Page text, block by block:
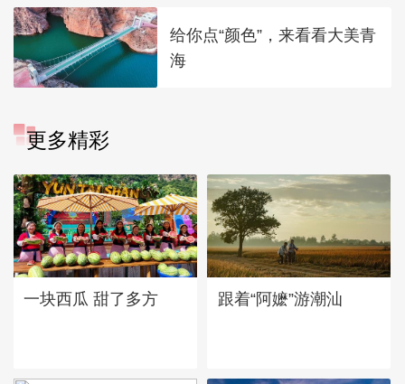
给你点“颜色”，来看看大美青
海
更多精彩
一块西瓜 甜了多方 跟着“阿嬷”游潮汕